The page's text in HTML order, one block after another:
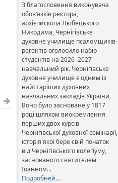
З благословення виконувача
обов’язків ректора,
архієпископа Любецького
Никодима, Чернігівське
духовне училище псаломщиків-
регентів оголосило набір
студентів на 2026–2027
навчальний рік. Чернігівське
духовне училище є одним із
найстаріших духовних
навчальних закладів України.
Воно було засноване у 1817
році шляхом виокремлення
перших двох курсів
Чернігівської духовної семінарії,
історія якої бере свій початок
від Чернігівського колегіуму,
заснованого святителем
Іоанном…
Подробней…